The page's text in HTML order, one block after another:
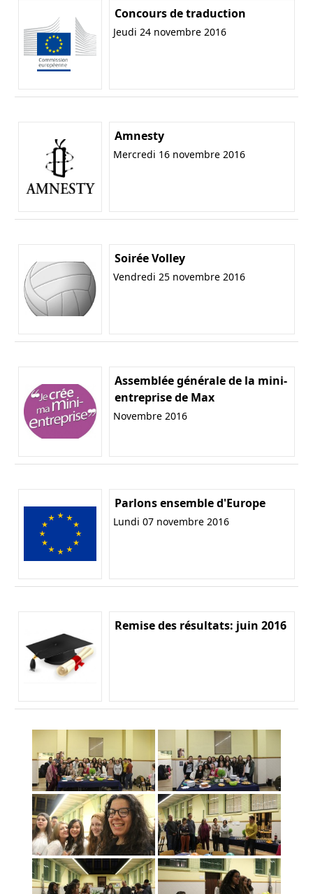
Concours de traduction
Jeudi 24 novembre 2016
Amnesty
Mercredi 16 novembre 2016
Soirée Volley
Vendredi 25 novembre 2016
Assemblée générale de la mini-
entreprise de Max
Novembre 2016
Parlons ensemble d'Europe
Lundi 07 novembre 2016
Remise des résultats: juin 2016